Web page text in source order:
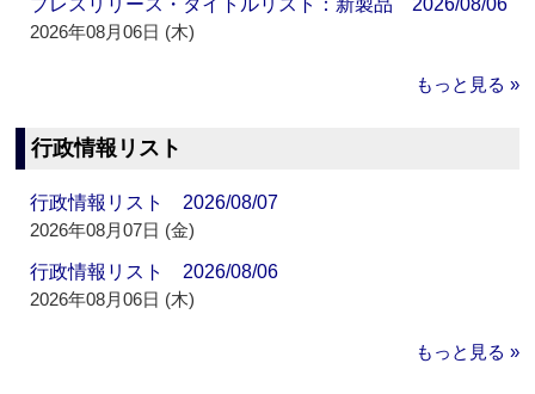
プレスリリース・タイトルリスト：新製品 2026/08/06
2026年08月06日 (木)
もっと見る »
行政情報リスト
行政情報リスト 2026/08/07
2026年08月07日 (金)
行政情報リスト 2026/08/06
2026年08月06日 (木)
もっと見る »